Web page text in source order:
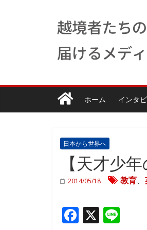
ホーム インタ
日本から世界へ
【天才少
2014/05/18 教育、
F X